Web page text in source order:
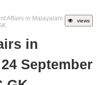
views
Affairs in Malayalam
in
September